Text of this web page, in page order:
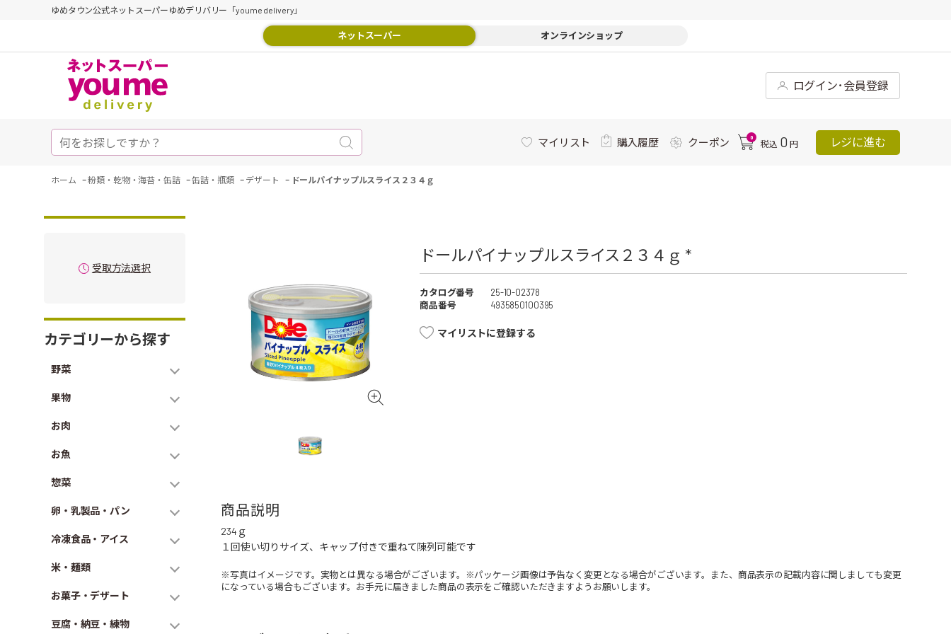
ゆめタウン公式ネットスーパーゆめデリバリー「youme delivery」
ネットスーパー オンラインショップ
ログイン･会員登録
マイリスト 購入履歴 クーポン 0
税込 0 円 レジに進む
ホーム -粉類・乾物・海苔・缶詰 -缶詰・瓶類 - デザート - ドールパイナップルスライス２３４ｇ
受取方法選択
カテゴリーから探す
野菜
果物
お肉
お魚
惣菜
卵・乳製品・パン
冷凍食品・アイス
米・麺類
お菓子・デザート
豆腐・納豆・練物
ドールパイナップルスライス２３４ｇ *
カタログ番号
25-10-02378
商品番号
4935850100395
マイリストに登録する
商品説明
234ｇ
１回使い切りサイズ、キャップ付きで重ねて陳列可能です
※写真はイメージです。実物とは異なる場合がございます。※パッケージ画像は予告なく変更となる場合がございます。また、商品表示の記載内容に関しましても変更
になっている場合もございます。お手元に届きました商品の表示をご確認いただきますようお願いします。